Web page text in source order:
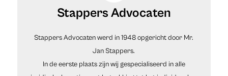
Stappers Advocaten
Stappers Advocaten werd in 1948 opgericht door Mr.
Jan Stappers.
In de eerste plaats zijn wij gespecialiseerd in alle